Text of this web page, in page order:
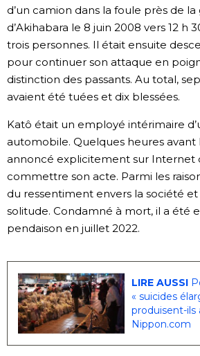
d’un camion dans la foule près de
d’Akihabara le 8 juin 2008 vers 12 h
trois personnes. Il était ensuite
pour continuer son attaque en
distinction des passants. Au total,
avaient été tuées et dix blessées.
Katô était un employé intérimaire
automobile. Quelques heures avant
annoncé explicitement sur Internet
commettre son acte. Parmi les
du ressentiment envers la société
solitude. Condamné à mort, il a été
pendaison en juillet 2022.
LIRE AUSSI
« suicides
produisent-ils
Nippon.com